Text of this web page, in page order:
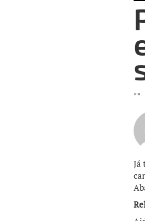
""
Já